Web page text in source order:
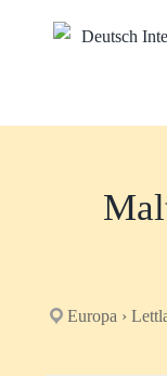
Europa ›